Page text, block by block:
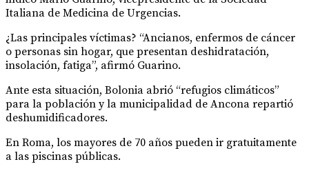
Italiana de Medicina de Urgencias.
¿Las principales víctimas? “Ancianos, enfermos de cáncer
o personas sin hogar, que presentan deshidratación,
insolación, fatiga”, afirmó Guarino.
Ante esta situación, Bolonia abrió “refugios climáticos”
para la población y la municipalidad de Ancona repartió
deshumidificadores.
En Roma, los mayores de 70 años pueden ir gratuitamente
a las piscinas públicas.